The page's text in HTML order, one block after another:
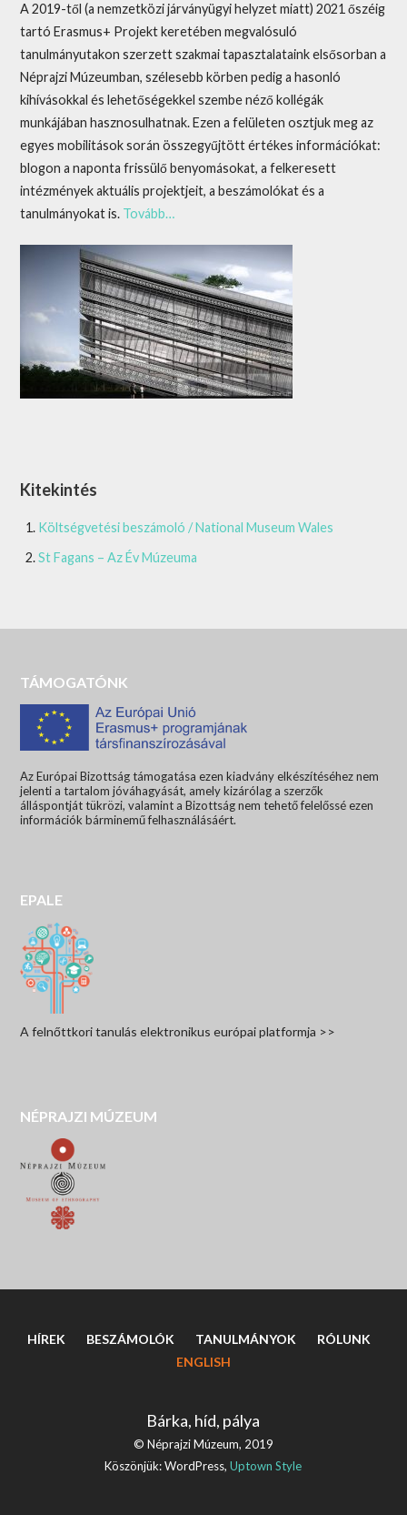
A 2019-től (a nemzetközi járványügyi helyzet miatt) 2021 őszéig
tartó Erasmus+ Projekt keretében megvalósuló
tanulmányutakon szerzett szakmai tapasztalataink elsősorban a
Néprajzi Múzeumban, szélesebb körben pedig a hasonló
kihívásokkal és lehetőségekkel szembe néző kollégák
munkájában hasznosulhatnak. Ezen a felületen osztjuk meg az
egyes mobilitások során összegyűjtött értékes információkat:
blogon a naponta frissülő benyomásokat, a felkeresett
intézmények aktuális projektjeit, a beszámolókat és a
tanulmányokat is. Tovább…
Kitekintés
Költségvetési beszámoló / National Museum Wales
St Fagans – Az Év Múzeuma
TÁMOGATÓNK
Az Európai Bizottság támogatása ezen kiadvány elkészítéséhez nem
jelenti a tartalom jóváhagyását, amely kizárólag a szerzők
álláspontját tükrözi, valamint a Bizottság nem tehető felelőssé ezen
információk bárminemű felhasználásáért.
EPALE
A felnőttkori tanulás elektronikus európai platformja >>
NÉPRAJZI MÚZEUM
HÍREK BESZÁMOLÓK TANULMÁNYOK
RÓLUNK
ENGLISH
Bárka, híd, pálya
© Néprajzi Múzeum, 2019
Köszönjük: WordPress,Uptown Style